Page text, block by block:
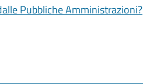
Pubbliche Amministrazioni?